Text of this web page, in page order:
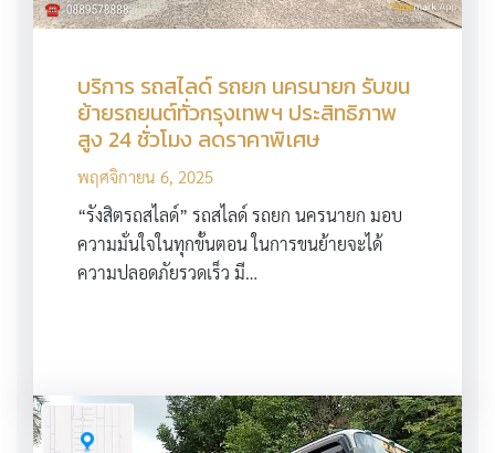
บริการ รถสไลด์ รถยก นครนายก รับขน
ย้ายรถยนต์ทั่วกรุงเทพฯ ประสิทธิภาพ
สูง 24 ชั่วโมง ลดราคาพิเศษ
พฤศจิกายน 6, 2025
“รังสิตรถสไลด์” รถสไลด์ รถยก นครนายก มอบ
ความมั่นใจในทุกขั้นตอน ในการขนย้ายจะได้
ความปลอดภัยรวดเร็ว มี…